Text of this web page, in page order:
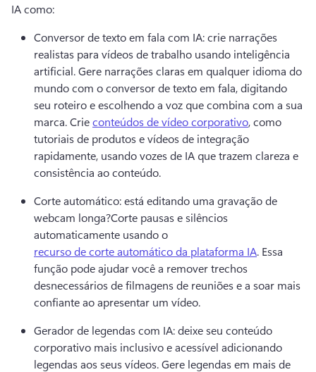
IA como:
Conversor de texto em fala com IA: crie narrações
realistas para vídeos de trabalho usando inteligência
artificial. Gere narrações claras em qualquer idioma do
mundo com o conversor de texto em fala, digitando
seu roteiro e escolhendo a voz que combina com a sua
marca. Crie conteúdos de vídeo corporativo, como
tutoriais de produtos e vídeos de integração
rapidamente, usando vozes de IA que trazem clareza e
consistência ao conteúdo.
Corte automático: está editando uma gravação de
webcam longa?Corte pausas e silêncios
automaticamente usando o
recurso de corte automático da plataforma IA. Essa
função pode ajudar você a remover trechos
desnecessários de filmagens de reuniões e a soar mais
confiante ao apresentar um vídeo.
Gerador de legendas com IA: deixe seu conteúdo
corporativo mais inclusivo e acessível adicionando
legendas aos seus vídeos. Gere legendas em mais de